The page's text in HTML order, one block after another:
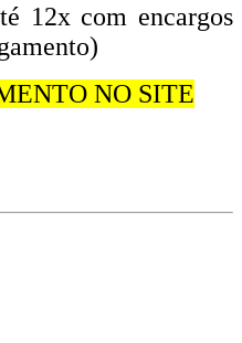
12x com encargos
NO SITE